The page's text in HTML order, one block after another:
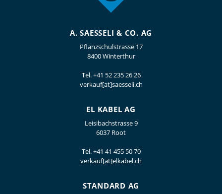
A. SAESSELI & CO. AG
Pflanzschulstrasse 17
8400 Winterthur
Tel.+41 52 235 26 26
verkauf[at]saesseli.ch
EL KABEL AG
Leisibachstrasse 9
6037 Root
Tel.+41 41 455 50 70
verkauf[at]elkabel.ch
STANDARD AG